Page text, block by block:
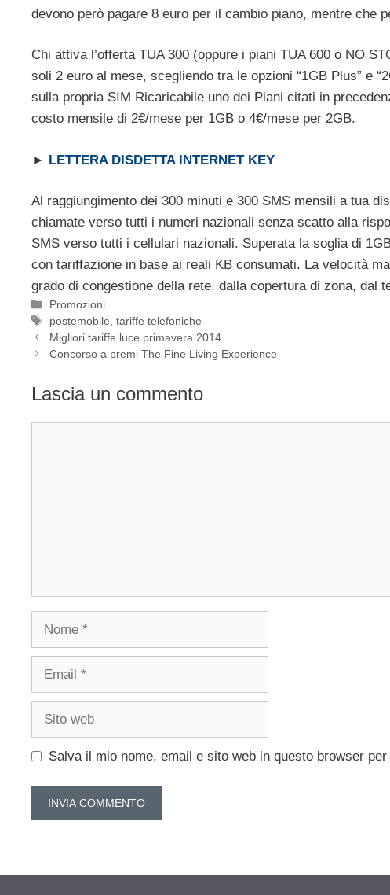
devono però pagare 8 euro per il cambio piano, mentre che
Chi attiva l’offerta TUA 300 (oppure i piani TUA 600 o NO
soli 2 euro al mese, scegliendo tra le opzioni “1GB Plus” e
sulla propria SIM Ricaricabile uno dei Piani citati in
costo mensile di 2€/mese per 1GB o 4€/mese per 2GB.
► LETTERA DISDETTA INTERNET KEY
Al raggiungimento dei 300 minuti e 300 SMS mensili a tua
chiamate verso tutti i numeri nazionali senza scatto alla
SMS verso tutti i cellulari nazionali. Superata la soglia di
con tariffazione in base ai reali KB consumati. La velocità
grado di congestione della rete, dalla copertura di zona, dal
Categorie
Promozioni
Tag
postemobile ,tariffe telefoniche
Migliori tariffe luce primavera 2014
Concorso a premi The Fine Living Experience
Lascia un commento
Salva il mio nome, email e sito web in questo browser